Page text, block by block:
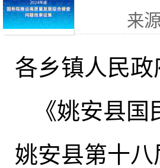
来
各乡镇人民政
《姚安县
姚安县第十